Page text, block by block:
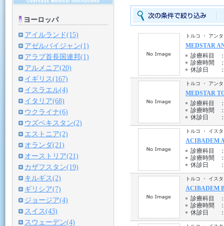
トルコ ・ アン
MEDSTAR
診療科目
診療時間
休診日
トルコ ・ アン
MEDSTAR
診療科目
診療時間
休診日
トルコ ・ イス
ACIBADEM
診療科目
診療時間
休診日
トルコ ・ イス
ACIBADEM
診療科目
診療時間
休診日
ヨーロッパ
アイルランド(15)
アゼルバイジャン(1)
アラブ首長国連邦(1)
アルメニア(20)
イギリス(167)
イスラエル(4)
イタリア(68)
ウクライナ(6)
ウズベキスタン(2)
エストニア(2)
オランダ(21)
オーストリア(21)
カザフスタン(19)
キルギス(2)
ギリシア(7)
ジョージア(4)
スイス(43)
スウェーデン(4)